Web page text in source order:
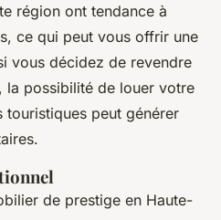
région ont tendance à
ce qui peut vous offrir une
vous décidez de revendre
la possibilité de louer votre
touristiques peut générer
de prestige en Haute-